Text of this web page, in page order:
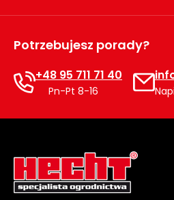
Potrzebujesz porady?
+48 95 711 71 40
Pn-Pt 8-16